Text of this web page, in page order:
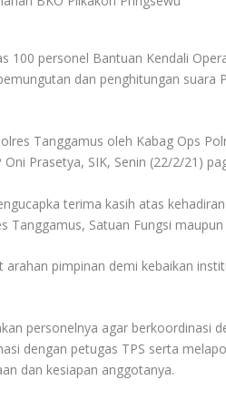
100 personel Bantuan Kendali
dan penghitungan suara
Tanggamus oleh Kabag Ops
Prasetya, SIK, Senin (22/2/21)
terima kasih atas
Tanggamus, Satuan Fungsi
arahan pimpinan demi kebaikan
personelnya agar berkoordinasi
dengan petugas TPS serta
dan kesiapan anggotanya.